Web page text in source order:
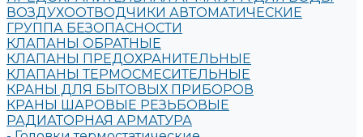
ВОЗДУХООТВОДЧИКИ АВТОМАТИЧЕСКИЕ
ГРУППА БЕЗОПАСНОСТИ
КЛАПАНЫ ОБРАТНЫЕ
КЛАПАНЫ ПРЕДОХРАНИТЕЛЬНЫЕ
КЛАПАНЫ ТЕРМОСМЕСИТЕЛЬНЫЕ
КРАНЫ ДЛЯ БЫТОВЫХ ПРИБОРОВ
КРАНЫ ШАРОВЫЕ РЕЗЬБОВЫЕ
РАДИАТОРНАЯ АРМАТУРА